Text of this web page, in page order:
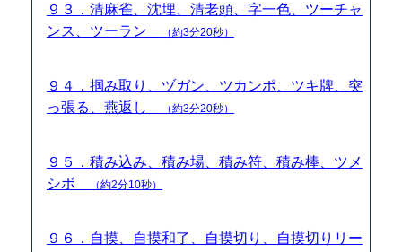
９３．清麻雀、沈埋、清老頭、字一色、ツーチャ
ンス、ツーラン
（約3分20秒）
９４．掴み取り、ヅガン、ツカンポ、ツキ牌、突
っ張る、燕返し
（約3分20秒）
９５．積み込み、積み場、積み符、積み棒、ツメ
シボ
（約2分10秒）
９６．自摸、自摸和了、自摸切り、自摸切りリー